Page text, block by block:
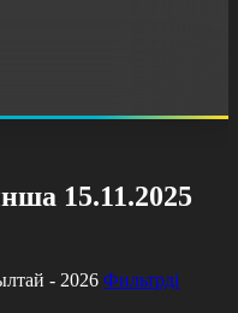
15.11.2025
- 2026 Фильтрді